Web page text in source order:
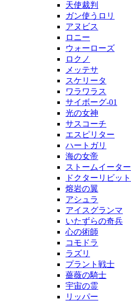
天使裁判
ガン使うロリ
アヌビス
ロニー
ウォーローズ
ロクノ
メッテサ
スケリータ
ワラワラス
サイボーグ-01
光の女神
サスコーチ
エスピリター
ハートガリ
海の女帝
ストームイーター
ドクターリビット
熔岩の翼
アシュラ
アイスグランマ
いたずらの奇兵
心の術師
コモドラ
ラズリ
プラント戦士
薔薇の騎士
宇宙の霊
リッパー